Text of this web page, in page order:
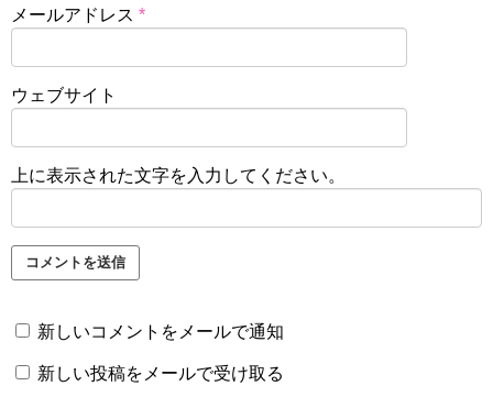
メールアドレス *
ウェブサイト
上に表示された文字を入力してください。
新しいコメントをメールで通知
新しい投稿をメールで受け取る